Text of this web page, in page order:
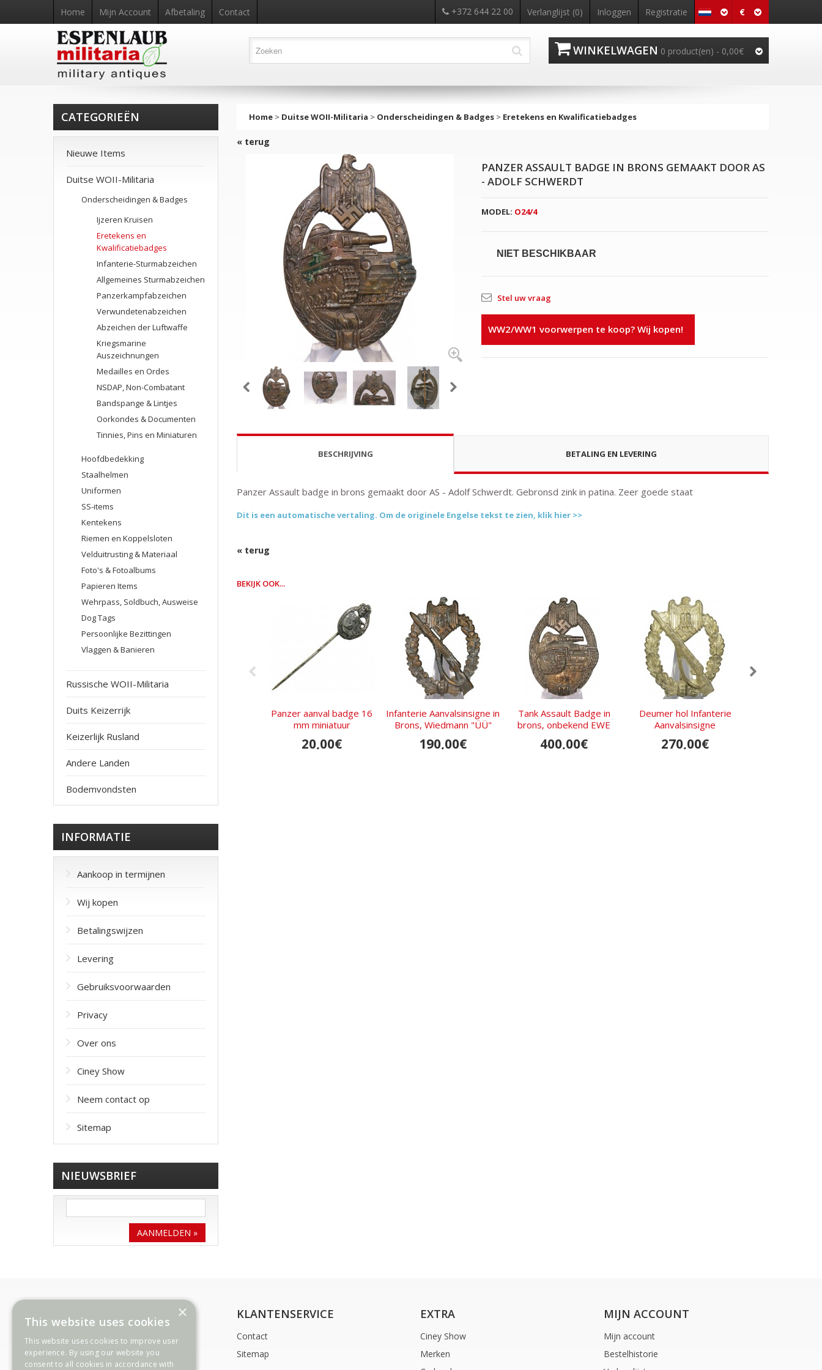
€
Home Mijn Account Afbetaling Contact +372 644 22 00 Verlanglijst (0) Inloggen Registratie
WINKELWAGEN 0 product(en) - 0,00€
Home > Duitse WOII-Militaria > Onderscheidingen & Badges > Eretekens en Kwalificatiebadges
« terug
PANZER ASSAULT BADGE IN BRONS GEMAAKT DOOR AS
- ADOLF SCHWERDT
MODEL: O24/4
NIET BESCHIKBAAR
Stel uw vraag
WW2/WW1 voorwerpen te koop? Wij kopen!
BESCHRIJVING BETALING EN LEVERING
Panzer Assault badge in brons gemaakt door AS - Adolf Schwerdt. Gebronsd zink in patina. Zeer goede staat
Dit is een automatische vertaling. Om de originele Engelse tekst te zien, klik hier >>
« terug
BEKIJK OOK...
Panzer aanval badge 16
mm miniatuur
20,00€
Infanterie Aanvalsinsigne in
Brons, Wiedmann "ÜÜ"
190,00€
Tank Assault Badge in
brons, onbekend EWE
400,00€
Deumer hol Infanterie
Aanvalsinsigne
270,00€
CATEGORIEËN
Nieuwe Items
Duitse WOII-Militaria
Onderscheidingen & Badges
Ijzeren Kruisen
Eretekens en
Kwalificatiebadges
Infanterie-Sturmabzeichen
Allgemeines Sturmabzeichen
Panzerkampfabzeichen
Verwundetenabzeichen
Abzeichen der Luftwaffe
Kriegsmarine
Auszeichnungen
Medailles en Ordes
NSDAP, Non-Combatant
Bandspange & Lintjes
Oorkondes & Documenten
Tinnies, Pins en Miniaturen
Hoofdbedekking
Staalhelmen
Uniformen
SS-items
Kentekens
Riemen en Koppelsloten
Velduitrusting & Materiaal
Foto's & Fotoalbums
Papieren Items
Wehrpass, Soldbuch, Ausweise
Dog Tags
Persoonlijke Bezittingen
Vlaggen & Banieren
Russische WOII-Militaria
Duits Keizerrijk
Keizerlijk Rusland
Andere Landen
Bodemvondsten
INFORMATIE
Aankoop in termijnen
Wij kopen
Betalingswijzen
Levering
Gebruiksvoorwaarden
Privacy
Over ons
Ciney Show
Neem contact op
Sitemap
NIEUWSBRIEF
AANMELDEN »
INFORMATIE
Betalingswijzen
Levering
KLANTENSERVICE
Contact
Sitemap
EXTRA
Ciney Show
Merken
MIJN ACCOUNT
Mijn account
Bestelhistorie
×
This website uses cookies
This website uses cookies to improve user
experience. By using our website you
consent to all cookies in accordance with